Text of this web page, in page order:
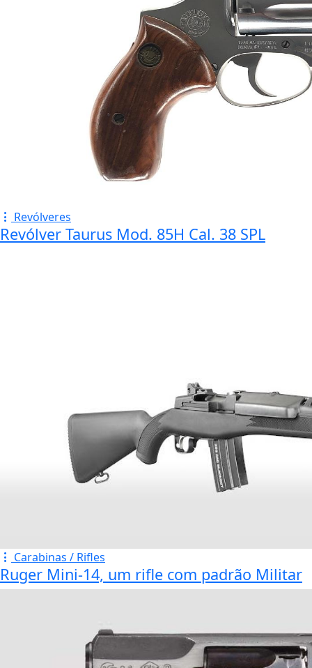
Revólveres
Revólver Taurus Mod. 85H Cal. 38 SPL
Carabinas / Rifles
Ruger Mini-14, um rifle com padrão Militar